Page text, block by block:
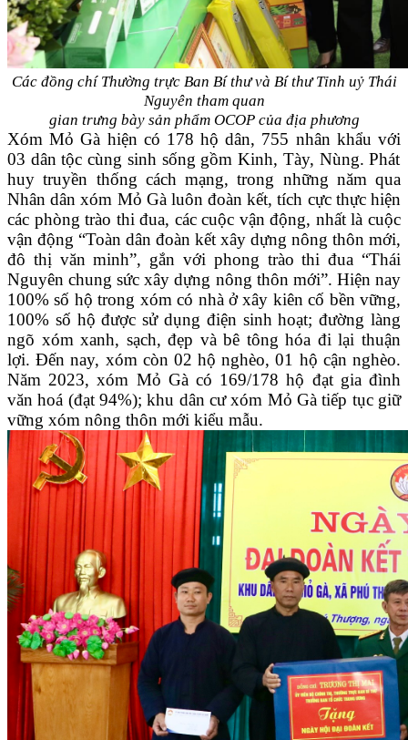
Các đồng chí Thường trực Ban Bí thư và Bí thư Tỉnh uỷ Thái
Nguyên tham quan
gian trưng bày sản phẩm OCOP của địa phương
Xóm Mỏ Gà hiện có 178 hộ dân, 755 nhân khẩu với
03 dân tộc cùng sinh sống gồm Kinh, Tày, Nùng. Phát
huy truyền thống cách mạng, trong những năm qua
Nhân dân xóm Mỏ Gà luôn đoàn kết, tích cực thực hiện
các phòng trào thi đua, các cuộc vận động, nhất là cuộc
vận động “Toàn dân đoàn kết xây dựng nông thôn mới,
đô thị văn minh”, gắn với phong trào thi đua “Thái
Nguyên chung sức xây dựng nông thôn mới”. Hiện nay
100% số hộ trong xóm có nhà ở xây kiên cố bền vững,
100% số hộ được sử dụng điện sinh hoạt; đường làng
ngõ xóm xanh, sạch, đẹp và bê tông hóa đi lại thuận
lợi. Đến nay, xóm còn 02 hộ nghèo, 01 hộ cận nghèo.
Năm 2023, xóm Mỏ Gà có 169/178 hộ đạt gia đình
văn hoá (đạt 94%); khu dân cư xóm Mỏ Gà tiếp tục giữ
vững xóm nông thôn mới kiểu mẫu.